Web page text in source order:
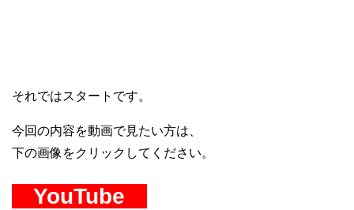
それではスタートです。
今回の内容を動画で見たい方は、
下の画像をクリックしてください。
YouTube